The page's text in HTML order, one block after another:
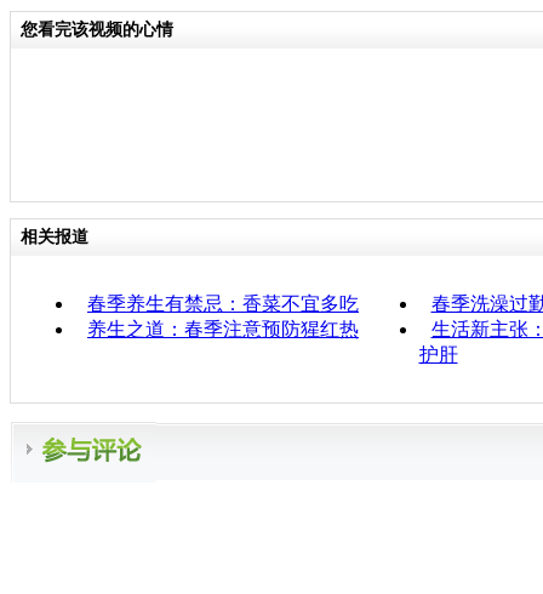
您看完该视频的心情
相关报道
春季养生有禁忌：香菜不宜多吃
春季洗澡过
养生之道：春季注意预防猩红热
生活新主张
护肝